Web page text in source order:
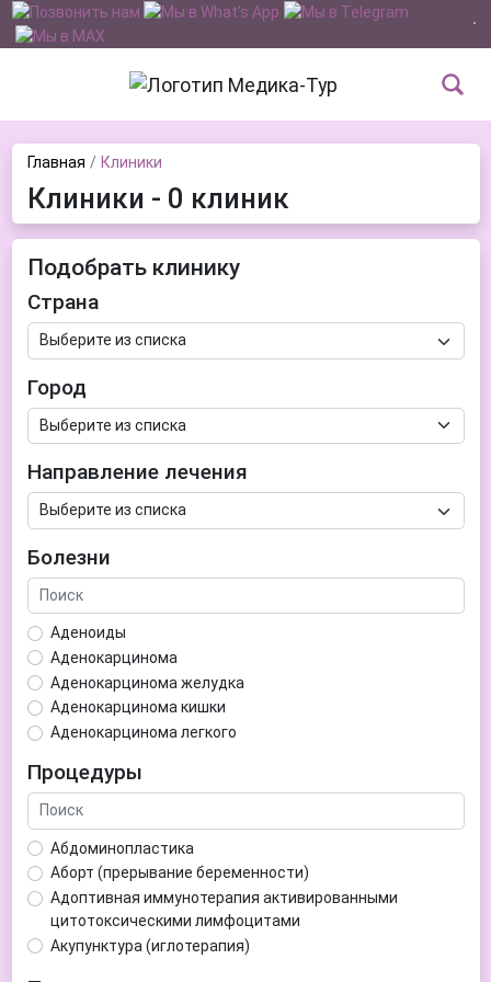
Главная Клиники
Клиники - 0 клиник
Подобрать клинику
Страна
Город
Направление лечения
Болезни
Аденоиды
Аденокарцинома
Аденокарцинома желудка
Аденокарцинома кишки
Аденокарцинома легкого
Аденома гипофиза
Аденома простаты
Аденома щитовидной железы
Аденомиоз
Адентия
Азооспермия
Акне (угри)
Алкоголизм
Процедуры
Абдоминопластика
Аборт (прерывание беременности)
Адоптивная иммунотерапия активированными
цитотоксическими лимфоцитами
Акупунктура (иглотерапия)